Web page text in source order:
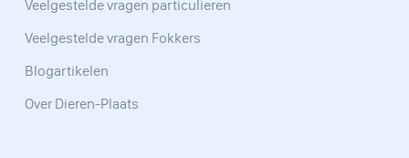
Veelgestelde vragen particulieren
Veelgestelde vragen Fokkers
Blogartikelen
Over Dieren-Plaats